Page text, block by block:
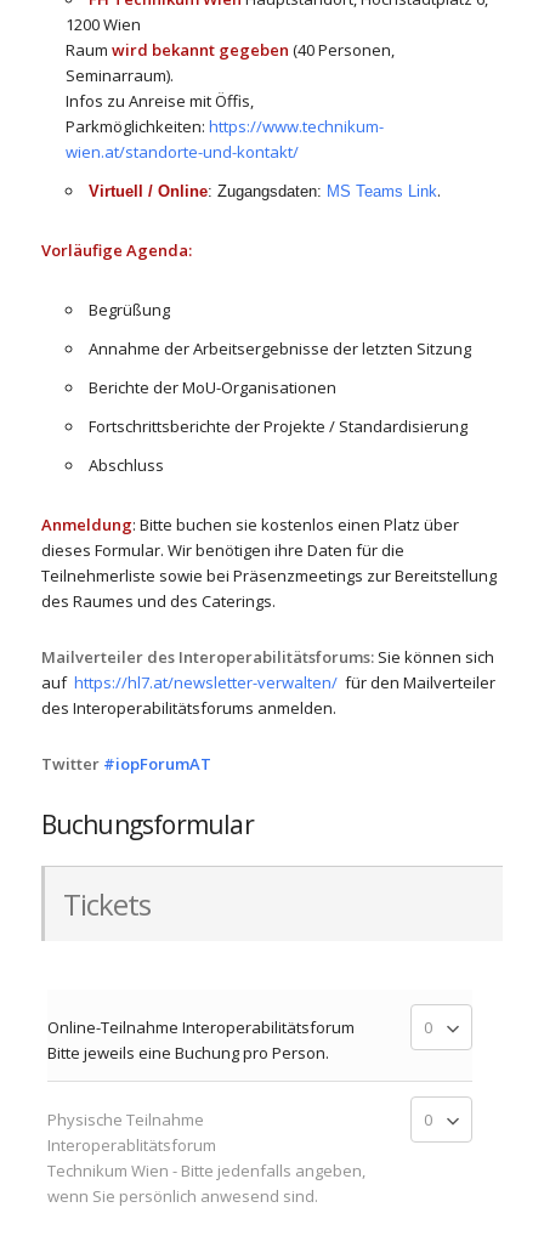
1200 Wien
Raum wird bekannt gegeben (40 Personen,
Seminarraum).
Infos zu Anreise mit Öffis,
Parkmöglichkeiten: https://www.technikum-
wien.at/standorte-und-kontakt/
Virtuell / Online: Zugangsdaten: MS Teams Link.
Vorläufige Agenda:
Begrüßung
Annahme der Arbeitsergebnisse der letzten Sitzung
Berichte der MoU-Organisationen
Fortschrittsberichte der Projekte / Standardisierung
Abschluss
Anmeldung: Bitte buchen sie kostenlos einen Platz über
dieses Formular. Wir benötigen ihre Daten für die
Teilnehmerliste sowie bei Präsenzmeetings zur Bereitstellung
des Raumes und des Caterings.
Mailverteiler des Interoperabilitätsforums: Sie können sich
auf https://hl7.at/newsletter-verwalten/für den Mailverteiler
des Interoperabilitätsforums anmelden.
Twitter #iopForumAT
Buchungsformular
Tickets
Online-Teilnahme Interoperabilitätsforum
Bitte jeweils eine Buchung pro Person.
Physische Teilnahme
Interoperablitätsforum
Technikum Wien - Bitte jedenfalls angeben,
wenn Sie persönlich anwesend sind.